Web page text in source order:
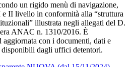
un rigido menù di navigazione,
II livello in conformità alla “struttura
illustrata negli allegati del D.
ANAC n. 1310/2016. È
aggiornata con i documenti, dati e
dagli uffici detentori.